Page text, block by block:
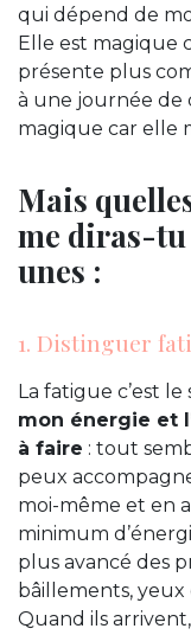
qui dépend de
Elle est magique
présente plus
à une journée de
magique car elle
Mais
me diras-tu
unes :
1. Distinguer
La fatigue c’est
mon énergie et
à faire : tout
peux
moi-même et en
minimum
plus avancé des
bâillements,
Quand ils